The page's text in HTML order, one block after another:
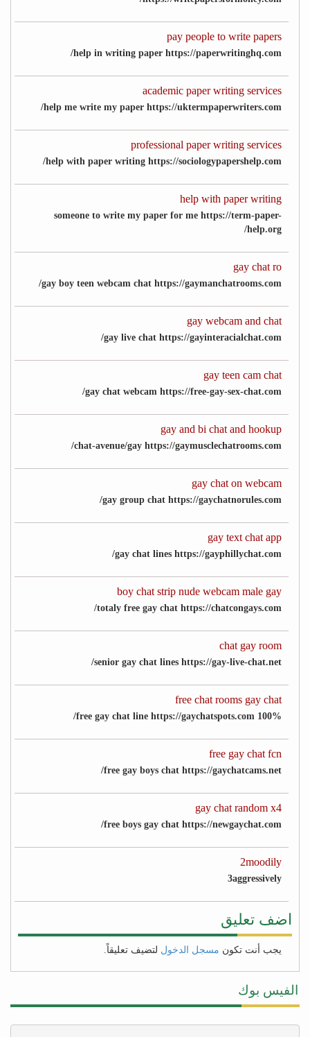
pay people to write papers
help in writing paper https://paperwritinghq.com/
academic paper writing services
help me write my paper https://uktermpaperwriters.com/
professional paper writing services
help with paper writing https://sociologypapershelp.com/
help with paper writing
someone to write my paper for me https://term-paper-
help.org/
gay chat ro
gay boy teen webcam chat https://gaymanchatrooms.com/
gay webcam and chat
gay live chat https://gayinteracialchat.com/
gay teen cam chat
gay chat webcam https://free-gay-sex-chat.com/
gay and bi chat and hookup
chat-avenue/gay https://gaymusclechatrooms.com/
gay chat on webcam
gay group chat https://gaychatnorules.com/
gay text chat app
gay chat lines https://gayphillychat.com/
boy chat strip nude webcam male gay
totaly free gay chat https://chatcongays.com/
chat gay room
senior gay chat lines https://gay-live-chat.net/
free chat rooms gay chat
100% free gay chat line https://gaychatspots.com/
free gay chat fcn
free gay boys chat https://gaychatcams.net/
gay chat random x4
free boys gay chat https://newgaychat.com/
2moodily
3aggressively
اضف تعليق
يجب أنت تكون مسجل الدخول لتضيف تعليقاً.
الفيس بوك